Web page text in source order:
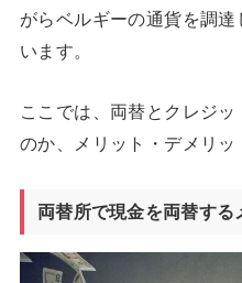
がらベルギーの通貨を調
います。
ここでは、両替とクレジ
のか、メリット・デメリッ
両替所で現金を両替する